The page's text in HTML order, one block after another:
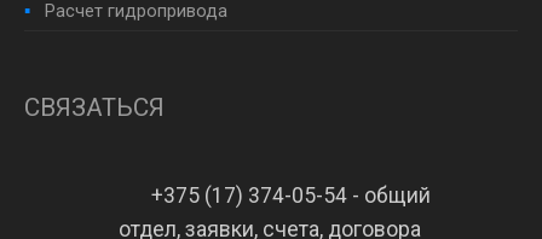
Расчет гидропривода
СВЯЗАТЬСЯ
+375 (17) 374-05-54 - общий
отдел, заявки, счета, договора